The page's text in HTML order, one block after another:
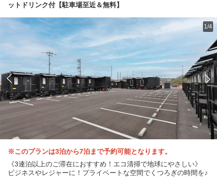
ットドリンク付【駐車場至近＆無料】
1/4
※このプランは3泊から7泊まで予約可能となります。
《3連泊以上のご滞在におすすめ！エコ清掃で地球にやさしい》
ビジネスやレジャーに！プライベートな空間でくつろぎの時間を♪